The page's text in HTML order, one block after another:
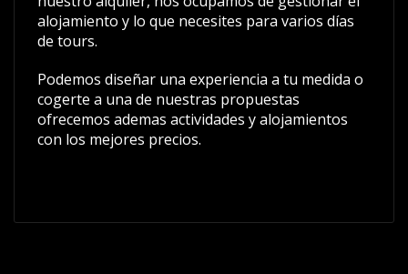
alojamiento y lo que necesites para varios días
de tours.
Podemos diseñar una experiencia a tu medida o
cogerte a una de nuestras propuestas
ofrecemos ademas actividades y alojamientos
con los mejores precios.